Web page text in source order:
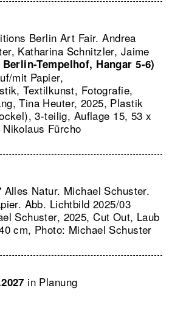
Berlin Art Fair. Andrea
Katharina Schnitzler, Jaime
Tempelhof, Hangar 5-6)
mit Papier,
Textilkunst, Fotografie,
Tina Heuter, 2025, Plastik
3-teilig, Auflage 15, 53 x
Fürcho
Alles Natur. Michael Schuster.
Abb. Lichtbild 2025/03
Schuster, 2025, Cut Out, Laub
cm, Photo: Michael Schuster
in Planung